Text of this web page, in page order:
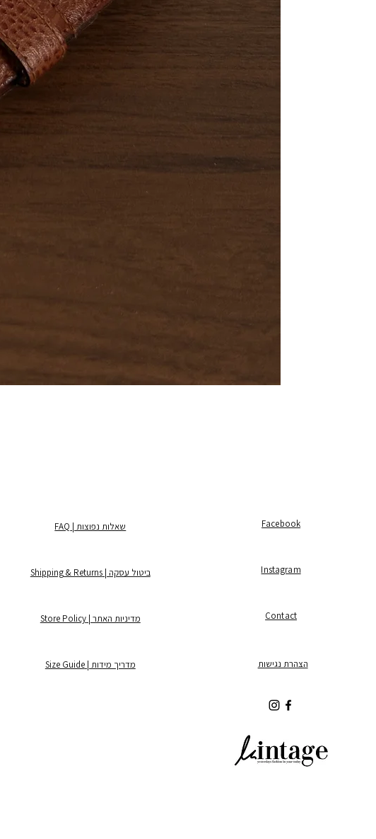
שאלות נפוצות | FAQ
ביטול עסקה | Shipping & Returns
מדיניות האתר | Store Policy
מדריך מידות | Size Guide
Facebook
Instagram
Contact
הצהרת נגישות